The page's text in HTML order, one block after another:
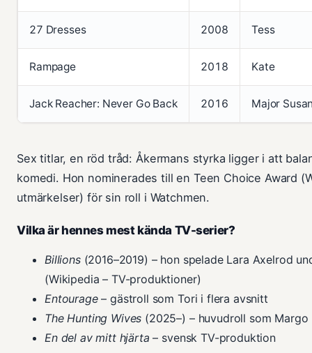
27 Dresses 2008 Tess
Rampage 2018 Kate
Jack Reacher: Never Go Back 2016 Major
Sex titlar, en röd tråd: Åkermans styrka ligger i att
komedi. Hon nominerades till en Teen Choice Award
utmärkelser) för sin roll i Watchmen.
Vilka är hennes mest kända TV-serier?
Billions(2016–2019) – hon spelade Lara Axelrod
(Wikipedia – TV-produktioner)
Entourage– gästroll som Tori i flera avsnitt
The Hunting Wives (2025–) – huvudroll som Margo
En del av mitt hjärta – svensk TV-produktion